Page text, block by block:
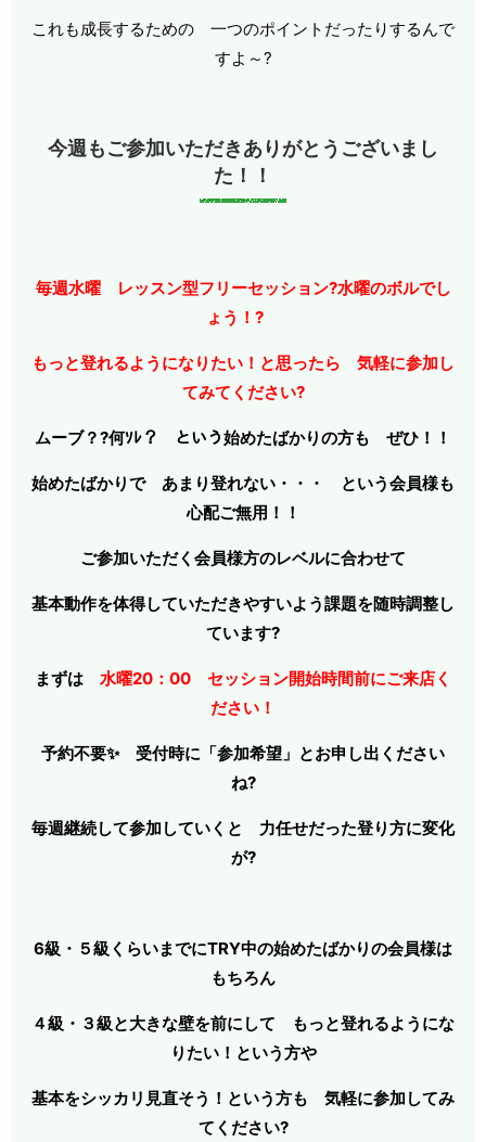
これも成長するための 一つのポイントだったりするんで
すよ～?
今週もご参加いただきありがとうございまし
た！！
毎週水曜 レッスン型フリーセッション?水曜のボルでし
ょう！?
もっと登れるようになりたい！と思ったら 気軽に参加し
てみてください?
ムーブ？?何ｿﾚ？ という始めたばかりの方も ぜひ！！
始めたばかりで あまり登れない・・・ という会員様も
心配ご無用！！
ご参加いただく会員様方のレベルに合わせて
基本動作を体得していただきやすいよう課題を随時調整し
ています?
まずは 水曜20：00 セッション開始時間前にご来店く
ださい！
予約不要✨ 受付時に「参加希望」とお申し出ください
ね?
毎週継続して参加していくと 力任せだった登り方に変化
が?
6級・５級くらいまでにTRY中の始めたばかりの会員様は
もちろん
４級・３級と大きな壁を前にして もっと登れるようにな
りたい！という方や
基本をシッカリ見直そう！という方も 気軽に参加してみ
てください?